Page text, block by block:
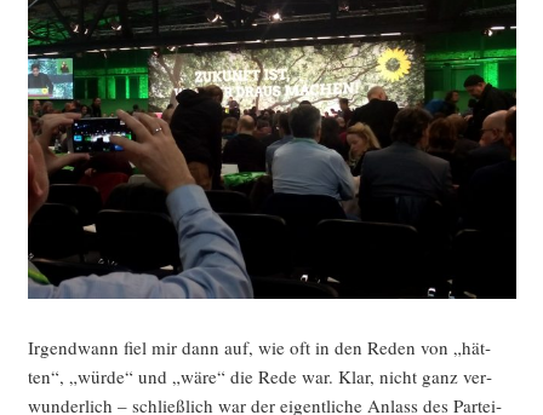
Irgend­wann fiel mir dann auf, wie oft in den Reden von „hät­
ten“, „wür­de“ und „wäre“ die Rede war. Klar, nicht ganz ver­
wun­der­lich – schließ­lich war der eigent­li­che Anlass des Par­tei­